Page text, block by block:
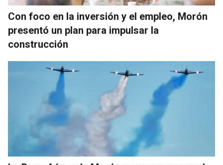
Con foco en la inversión y el empleo, Morón
presentó un plan para impulsar la
construcción